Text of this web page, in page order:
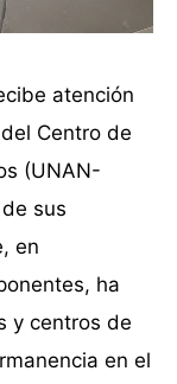
atención
Centro de
(UNAN-
sus
en
ha
y centros de
en el